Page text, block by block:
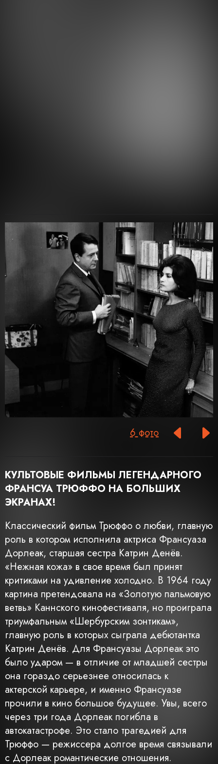
6 фото
КУЛЬТОВЫЕ ФИЛЬМЫ ЛЕГЕНДАРНОГО
ФРАНСУА ТРЮФФО НА БОЛЬШИХ
ЭКРАНАХ!
Классический фильм Трюффо о любви, главную
роль в котором исполнила актриса Франсуаза
Дорлеак, старшая сестра Катрин Денёв.
«Нежная кожа» в свое время был принят
критиками на удивление холодно. В 1964 году
картина претендовала на «Золотую пальмовую
ветвь» Каннского кинофестиваля, но проиграла
триумфальным «Шербурским зонтикам»,
главную роль в которых сыграла дебютантка
Катрин Денёв. Для Франсуазы Дорлеак это
было ударом — в отличие от младшей сестры
она гораздо серьезнее относилась к
актерской карьере, и именно Франсуазе
прочили в кино большое будущее. Увы, всего
через три года Дорлеак погибла в
автокатастрофе. Это стало трагедией для
Трюффо — режиссера долгое время связывали
с Дорлеак романтические отношения.